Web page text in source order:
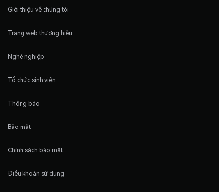
Giới thiệu về chúng tôi
Trang web thương hiệu
Nghề nghiệp
Tổ chức sinh viên
Thông báo
Bảo mật
Chính sách bảo mật
Điều khoản sử dụng